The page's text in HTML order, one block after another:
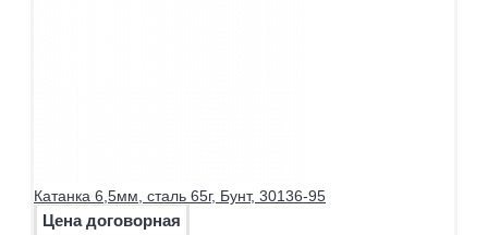
Катанка 6,5мм, сталь 65г, Бунт, 30136-95
Цена договорная